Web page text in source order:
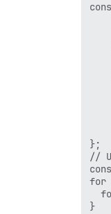
};
//
for
}